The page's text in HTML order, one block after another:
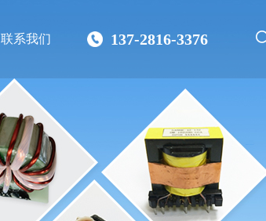
137-2816-3376
联系我们